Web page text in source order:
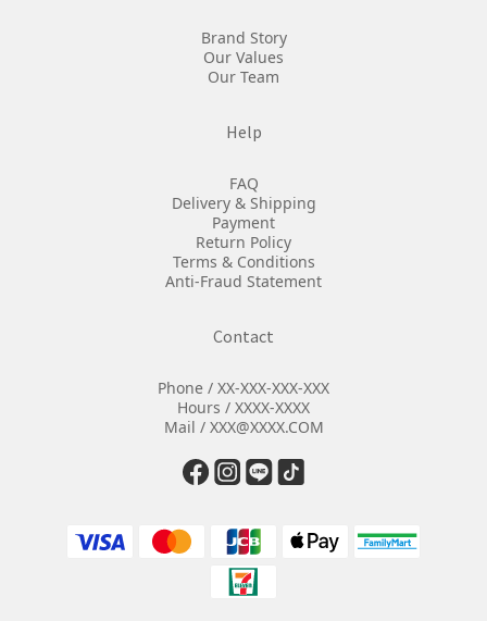
Brand Story
Our Values
Our Team
Help
FAQ
Delivery & Shipping
Payment
Return Policy
Terms & Conditions
Anti-Fraud Statement
Contact
Phone / XX-XXX-XXX-XXX
Hours / XXXX-XXXX
Mail / XXX@XXXX.COM